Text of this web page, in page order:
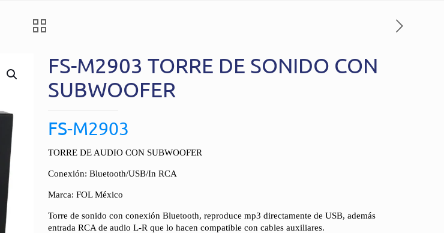
FS-M2903 TORRE DE SONIDO CON
SUBWOOFER
FS-M2903
TORRE DE AUDIO CON SUBWOOFER
Conexión: Bluetooth/USB/In RCA
Marca: FOL México
Torre de sonido con conexión Bluetooth, reproduce mp3 directamente de USB, además
entrada RCA de audio L-R que lo hacen compatible con cables auxiliares.